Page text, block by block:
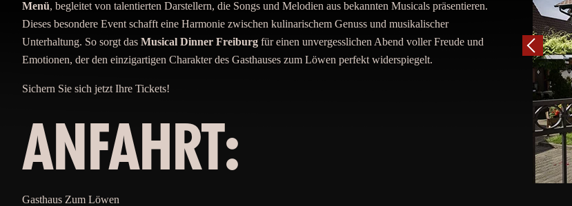
Menü, begleitet von talentierten Darstellern, die Songs und Melodien aus bekannten Musicals präsentieren.
Dieses besondere Event schafft eine Harmonie zwischen kulinarischem Genuss und musikalischer
Unterhaltung. So sorgt das Musical Dinner Freiburg für einen unvergesslichen Abend voller Freude und
Emotionen, der den einzigartigen Charakter des Gasthauses zum Löwen perfekt widerspiegelt.
Sichern Sie sich jetzt Ihre Tickets!
ANFAHRT:
Gasthaus Zum Löwen